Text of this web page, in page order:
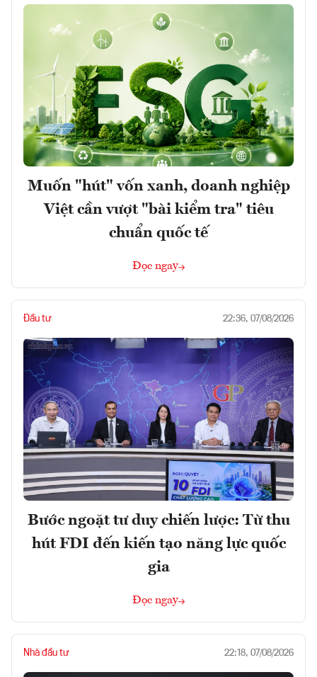
Muốn "hút" vốn xanh, doanh nghiệp
Việt cần vượt "bài kiểm tra" tiêu
chuẩn quốc tế
Đọc ngay
Đầu tư 22:36, 07/08/2026
Bước ngoặt tư duy chiến lược: Từ thu
hút FDI đến kiến tạo năng lực quốc
gia
Đọc ngay
Nhà đầu tư 22:18, 07/08/2026